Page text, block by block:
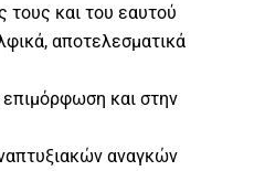
τους και του εαυτού
αποτελεσματικά
και στην
αναγκών